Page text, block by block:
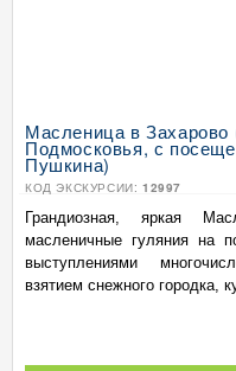
Масленица в
Подмосковья, с
Пушкина)
КОД ЭКСКУРСИИ: 12997
Грандиозная, яркая
масленичные гуляния на
выступлениями
взятием снежного городка,